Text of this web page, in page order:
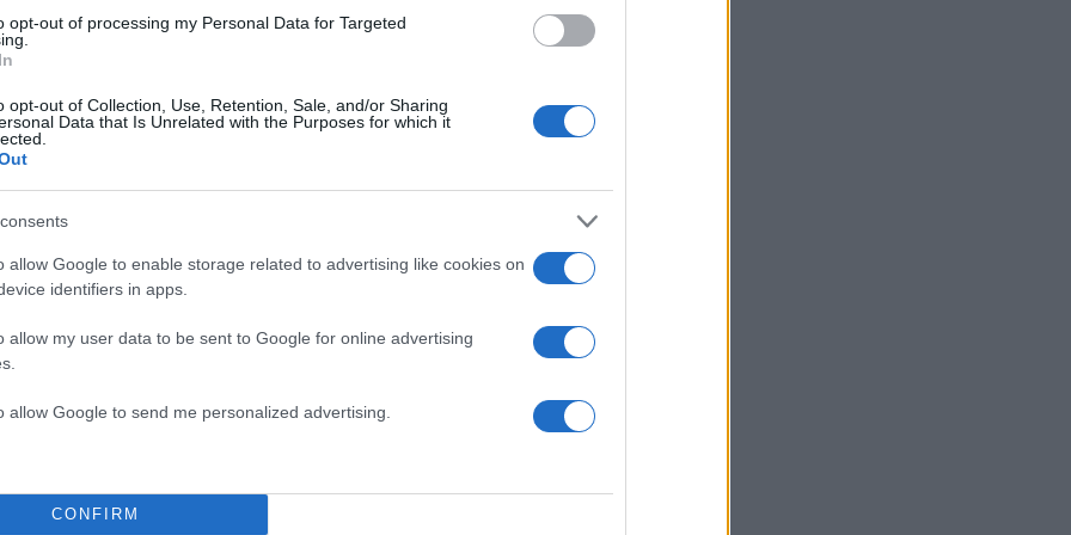
opt-out of processing my Personal Data for Targeted
opt-out of Collection, Use, Retention, Sale, and/or Sharing
Data that Is Unrelated with the Purposes for which it
allow Google to enable storage related to advertising like cookies on
identifiers in apps.
allow my user data to be sent to Google for online advertising
allow Google to send me personalized advertising.
CONFIRM
πράττει το παιδί. Με τους φίλους θα είναι αλλιώς, με
αλλιώς, με τους αγνώστους θα είναι αλλιώς και
δεν ξέρω. Κάπως είναι πολύ μπερδεμένο όλο. Κάτι